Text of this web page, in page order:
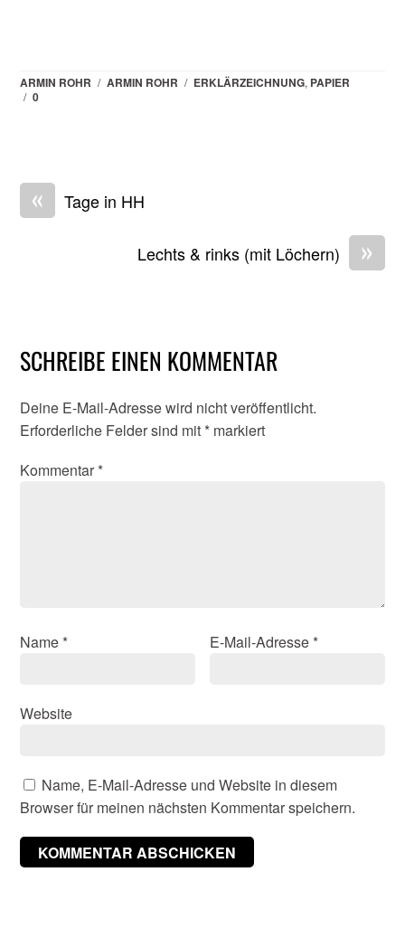
ARMIN ROHR / ARMIN ROHR / ERKLÄRZEICHNUNG, PAPIER
/ 0
« Tage in HH
»
Lechts & rinks (mit Löchern)
SCHREIBE EINEN KOMMENTAR
Deine E-Mail-Adresse wird nicht veröffentlicht.
Erforderliche Felder sind mit * markiert
Kommentar *
Name * E-Mail-Adresse *
Website
Name, E-Mail-Adresse und Website in diesem
Browser für meinen nächsten Kommentar speichern.